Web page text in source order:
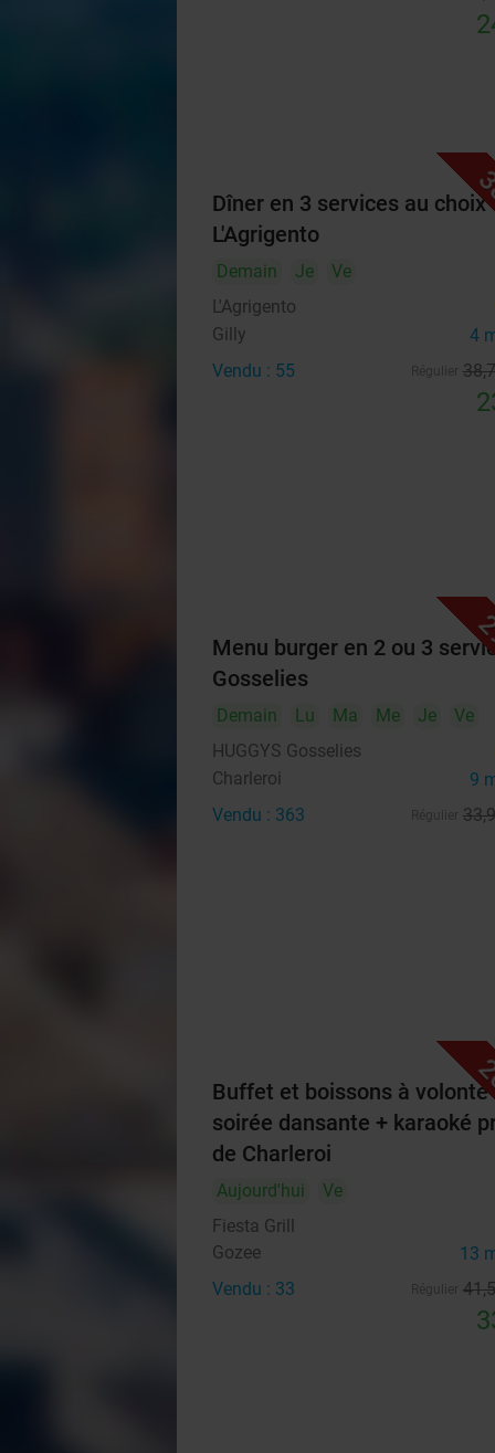
Dîner en 3 services au choix
L'Agrigento
Demain Je
Ve
L'Agrigento
Gilly 4
Vendu : 55 38
Menu burger en 2 ou 3
Gosselies
Demain Lu Ma Me Je
Ve
HUGGYS Gosselies
Charleroi 9
Vendu : 363 33
Buffet et boissons à volonté
soirée dansante + karaoké
de Charleroi
Aujourd'hui
Ve
Fiesta Grill
Gozee
13
Vendu : 33 41